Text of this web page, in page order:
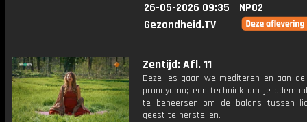
26-05-2026 09:35
NPO2
Gezondheid.TV
Zentijd: Afl. 11
Deze les gaan we mediteren en aan
pranayama; een techniek om je
te beheersen om de balans tussen
geest te herstellen.